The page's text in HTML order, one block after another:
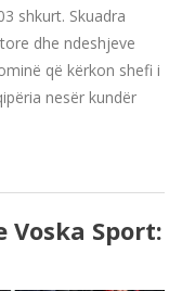
shkurt. Skuadra
dhe ndeshjeve
që kërkon shefi i
nesër kundër
Voska Sport: